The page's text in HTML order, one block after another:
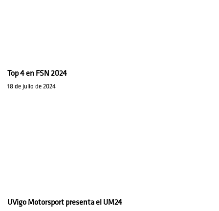
Top 4 en FSN 2024
18 de julio de 2024
UVigo Motorsport presenta el UM24